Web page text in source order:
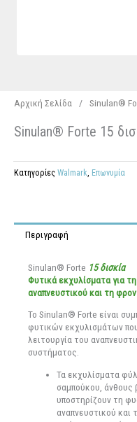
Αρχική Σελίδα / Sinulan®
Sinulan® Forte 15
Κατηγορίες Walmark Επωνυμία
Περιγραφή
Sinulan® Forte 15 δισκία
Φυτικά εκχυλίσματα για
αναπνευστικού και τη
Το Sinulan® Forte είναι
φυτικών εκχυλισμάτων
λειτουργία του
συστήματος.
Τα εκχυλίσματα
σαμπούκου, άνθους
υποστηρίζουν τη
αναπνευστικού και